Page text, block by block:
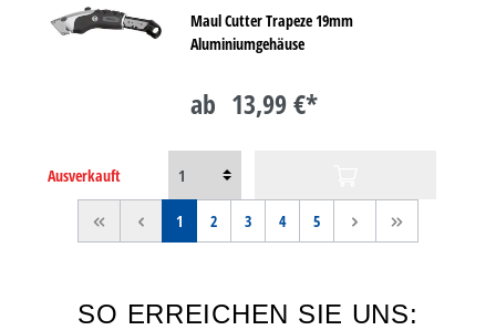
Maul Cutter Trapeze 19mm
Aluminiumgehäuse
ab 13,99 €*
Ausverkauft
<< < 1 2 3 4 5 > >>
SO ERREICHEN SIE UNS: